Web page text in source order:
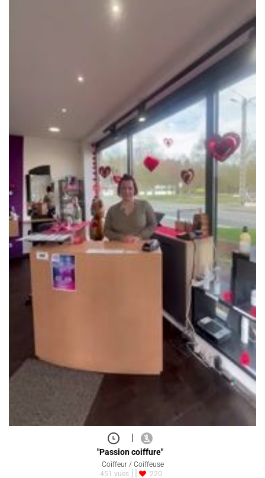
|
"Passion coiffure"
Coiffeur / Coiffeuse
451 vues
220